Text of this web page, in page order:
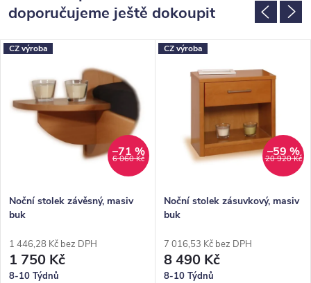
doporučujeme ještě dokoupit
CZ výroba
6 060 Kč
–71 %
Noční stolek závěsný, masiv
buk
1 446,28 Kč bez DPH
1 750 Kč
8-10 Týdnů
CZ výroba
20 920 Kč
–59 %
Noční stolek zásuvkový, masiv
buk
7 016,53 Kč bez DPH
8 490 Kč
8-10 Týdnů